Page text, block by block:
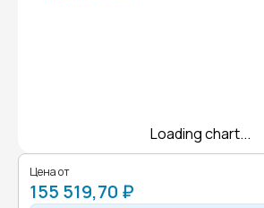
Loading chart...
Цена от
155 519,70 ₽